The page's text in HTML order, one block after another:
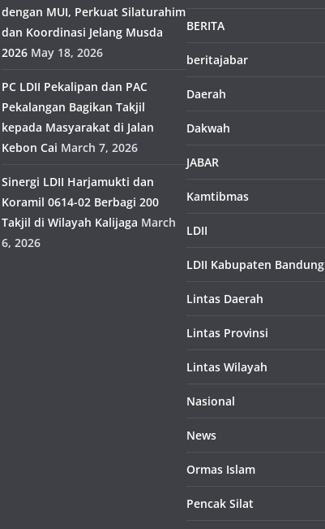
dengan MUI, Perkuat Silaturahim
dan Koordinasi Jelang Musda
2026 May 18, 2026
PC LDII Pekalipan dan PAC
Pekalangan Bagikan Takjil
kepada Masyarakat di Jalan
Kebon Cai March 7, 2026
Sinergi LDII Harjamukti dan
Koramil 0614-02 Berbagi 200
Takjil di Wilayah Kalijaga March
6, 2026
BERITA
beritajabar
Daerah
Dakwah
JABAR
Kamtibmas
LDII
LDII Kabupaten Bandung
Lintas Daerah
Lintas Provinsi
Lintas Wilayah
Nasional
News
Ormas Islam
Pencak Silat